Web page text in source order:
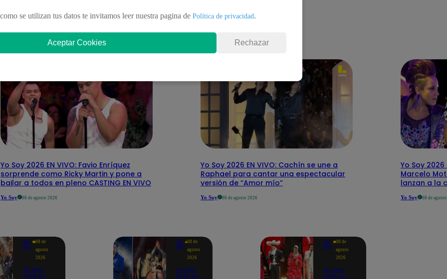
Yo Soy 2026 EN VIVO: Favio Enríquez
sorprende como Ricky Martin y pone a
bailar a todos en pleno CASTING EN VIVO
Yo Soy 08 de agosto 2026
Yo Soy 2026 EN VIVO: Cachín se une a
Raphael para cantar una espectacular
versión de “Amor mío”
Yo Soy 08 de agosto 2026
Yo Soy 2026
Marcelo
lanzan a la
Yo Soy 08 de
Yo
Soy
08 de
agosto
2026
Yo Soy
2026 EN
Yo
Soy
08 de
agosto
2026
Yo Soy
2026 EN
Yo
Soy
08 de
agosto
2026
Yo Soy
2026 EN
se utilizan tus datos te invitamos leer nuestra pagina de Política de privacidad.
Aceptar Cookies Rechazar